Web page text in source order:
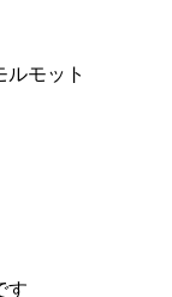
ルモット
す